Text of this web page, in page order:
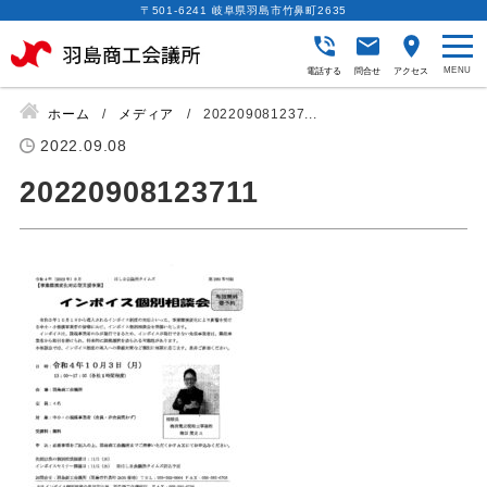
〒501-6241 岐阜県羽島市竹鼻町2635
電話する 問合せ アクセス
ホーム メディア 202209081237...
2022.09.08
20220908123711